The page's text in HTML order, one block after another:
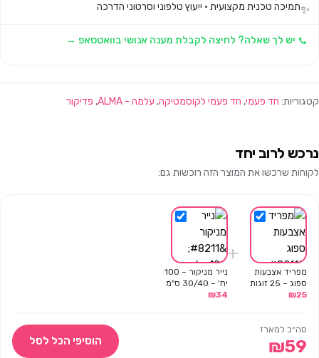
✨תמיכה טכנית מקצועית · ייעוץ טלפוני וסרטוני הדרכה
יש לך שאלה? לחיצה לקבלת מענה אנושי בוואטסאפ →
קטגוריות: חד פעמי, חד פעמי לקוסמטיקה, עלמה - ALMA , פדיקור
נרכש לרוב יחד
לקוחות שרכשו את המוצר הזה רוכשות גם:
מפריד אצבעות
ספוג – 25 זוגות
₪25
+
נייר מניקור – 100
יח' – 30/40 ס"מ
₪34
סה״כ למארז
₪59 הוסיפי הכל לסל